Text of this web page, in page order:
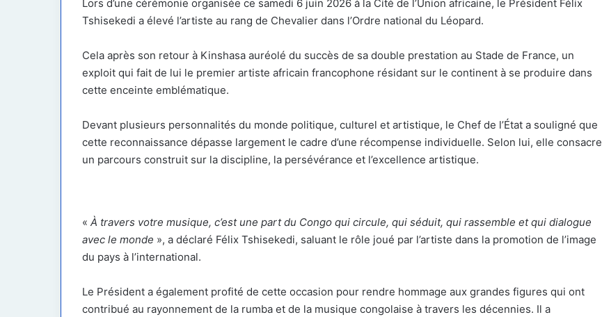
Lors d’une cérémonie organisée ce samedi 6 juin 2026 à la Cité de l’Union africaine, le Président Félix
Tshisekedi a élevé l’artiste au rang de Chevalier dans l’Ordre national du Léopard.
Cela après son retour à Kinshasa auréolé du succès de sa double prestation au Stade de France, un
exploit qui fait de lui le premier artiste africain francophone résidant sur le continent à se produire dans
cette enceinte emblématique.
Devant plusieurs personnalités du monde politique, culturel et artistique, le Chef de l’État a souligné que
cette reconnaissance dépasse largement le cadre d’une récompense individuelle. Selon lui, elle consacre
un parcours construit sur la discipline, la persévérance et l’excellence artistique.
« À travers votre musique, c’est une part du Congo qui circule, qui séduit, qui rassemble et qui dialogue
avec le monde », a déclaré Félix Tshisekedi, saluant le rôle joué par l’artiste dans la promotion de l’image
du pays à l’international.
Le Président a également profité de cette occasion pour rendre hommage aux grandes figures qui ont
contribué au rayonnement de la rumba et de la musique congolaise à travers les décennies. Il a